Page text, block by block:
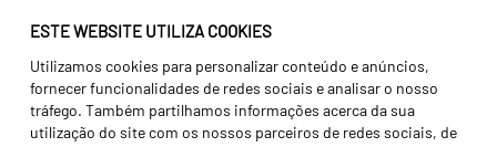
ESTE WEBSITE UTILIZA COOKIES
Utilizamos cookies para personalizar conteúdo e anúncios,
fornecer funcionalidades de redes sociais e analisar o nosso
tráfego. Também partilhamos informações acerca da sua
utilização do site com os nossos parceiros de redes sociais, de
Política de Privacidade
Canal de Denúncias (RGPC)
Termos e condições